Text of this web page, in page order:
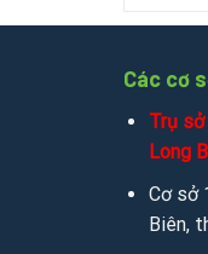
CÔNG
MST:
Trụ Sở
Các cơ
Trụ sở
Long
Cơ sở
Biên,